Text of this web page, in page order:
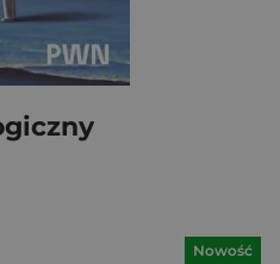
Nowość